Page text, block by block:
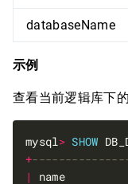
databaseName
示例
查看当前逻辑库下
mysql > SHOW
+
|